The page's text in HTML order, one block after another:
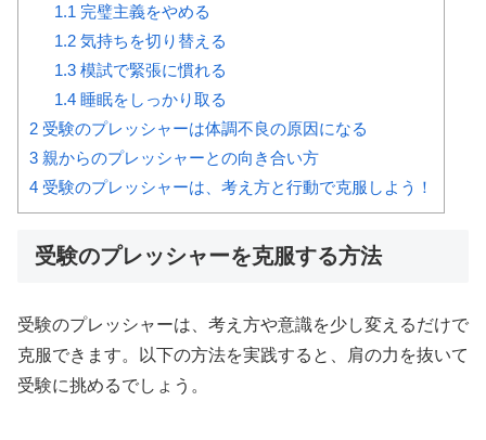
1.1 完璧主義をやめる
1.2気持ちを切り替える
1.3模試で緊張に慣れる
1.4睡眠をしっかり取る
2 受験のプレッシャーは体調不良の原因になる
3 親からのプレッシャーとの向き合い方
4 受験のプレッシャーは、考え方と行動で克服しよう！
受験のプレッシャーを克服する方法
受験のプレッシャーは、考え方や意識を少し変えるだけで
克服できます。以下の方法を実践すると、肩の力を抜いて
受験に挑めるでしょう。